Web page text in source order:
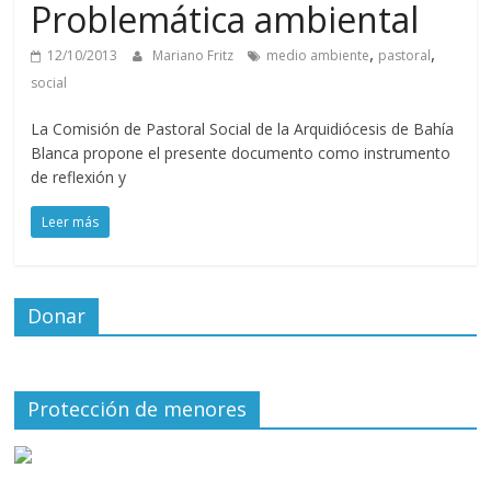
Problemática ambiental
12/10/2013 Mariano Fritz medio ambiente, pastoral,
social
La Comisión de Pastoral Social de la Arquidiócesis de Bahía
Blanca propone el presente documento como instrumento
de reflexión y
Leer más
Donar
Protección de menores